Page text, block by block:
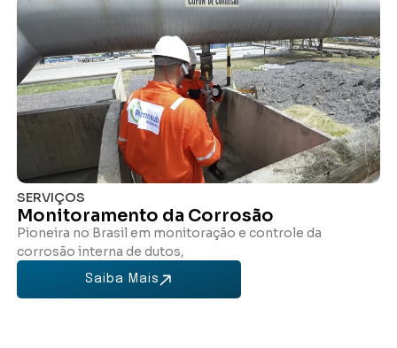
SERVIÇOS
Monitoramento da Corrosão
Pioneira no Brasil em monitoração e controle da
corrosão interna de dutos,
Saiba Mais